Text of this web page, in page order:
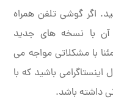
اگر گوشی تلفن همراه
با نسخه های جدید
با مشکلاتی مواجه می
باشید که با
داشته باشد.